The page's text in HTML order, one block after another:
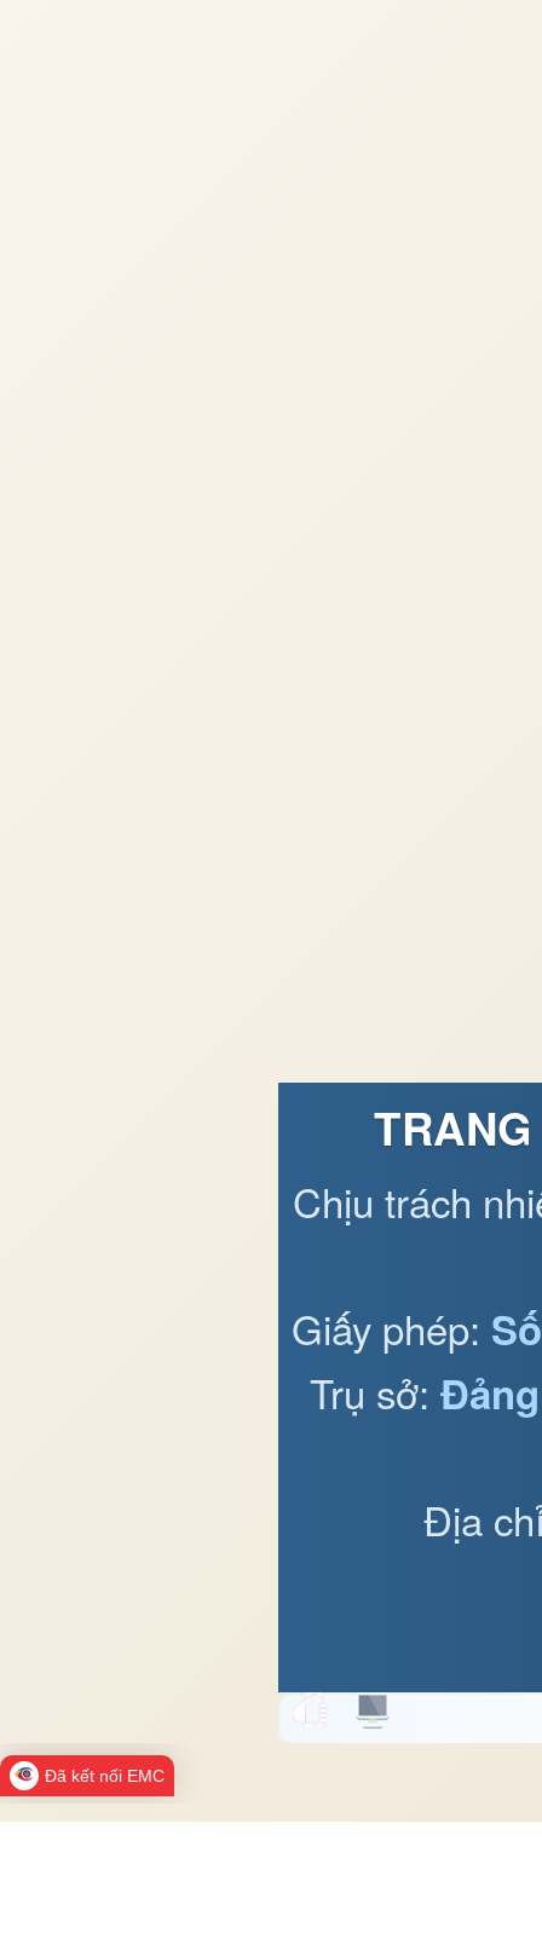
Chịu trách
Giấy phép:
Trụ sở:
Địa
Đã kết nối EMC